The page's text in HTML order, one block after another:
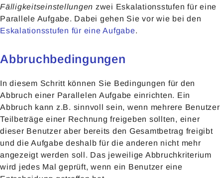
Fälligkeitseinstellungen zwei Eskalationsstufen für eine
Parallele Aufgabe. Dabei gehen Sie vor wie bei den
Eskalationsstufen für eine Aufgabe.
Abbruchbedingungen
In diesem Schritt können Sie Bedingungen für den
Abbruch einer Parallelen Aufgabe einrichten. Ein
Abbruch kann z.B. sinnvoll sein, wenn mehrere Benutzer
Teilbeträge einer Rechnung freigeben sollten, einer
dieser Benutzer aber bereits den Gesamtbetrag freigibt
und die Aufgabe deshalb für die anderen nicht mehr
angezeigt werden soll. Das jeweilige Abbruchkriterium
wird jedes Mal geprüft, wenn ein Benutzer eine